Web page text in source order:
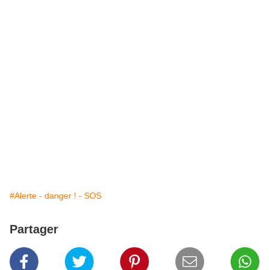
#Alerte - danger ! - SOS
Partager